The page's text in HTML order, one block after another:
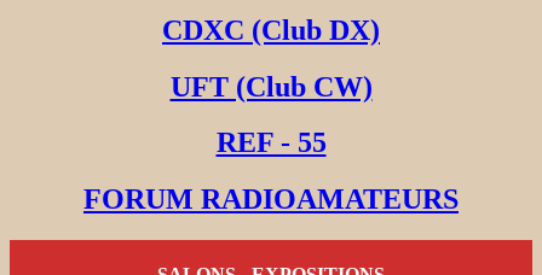
CDXC (Club DX)
UFT (Club CW)
REF - 55
FORUM RADIOAMATEURS